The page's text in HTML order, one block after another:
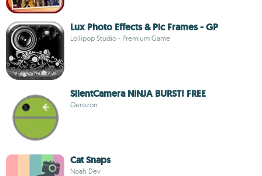
Lux Photo Effects & Pic Frames - GP
Lollipop Studio - Premium Game
SilentCamera NINJA BURST! FREE
Qerozon
Cat Snaps
Noah Dev